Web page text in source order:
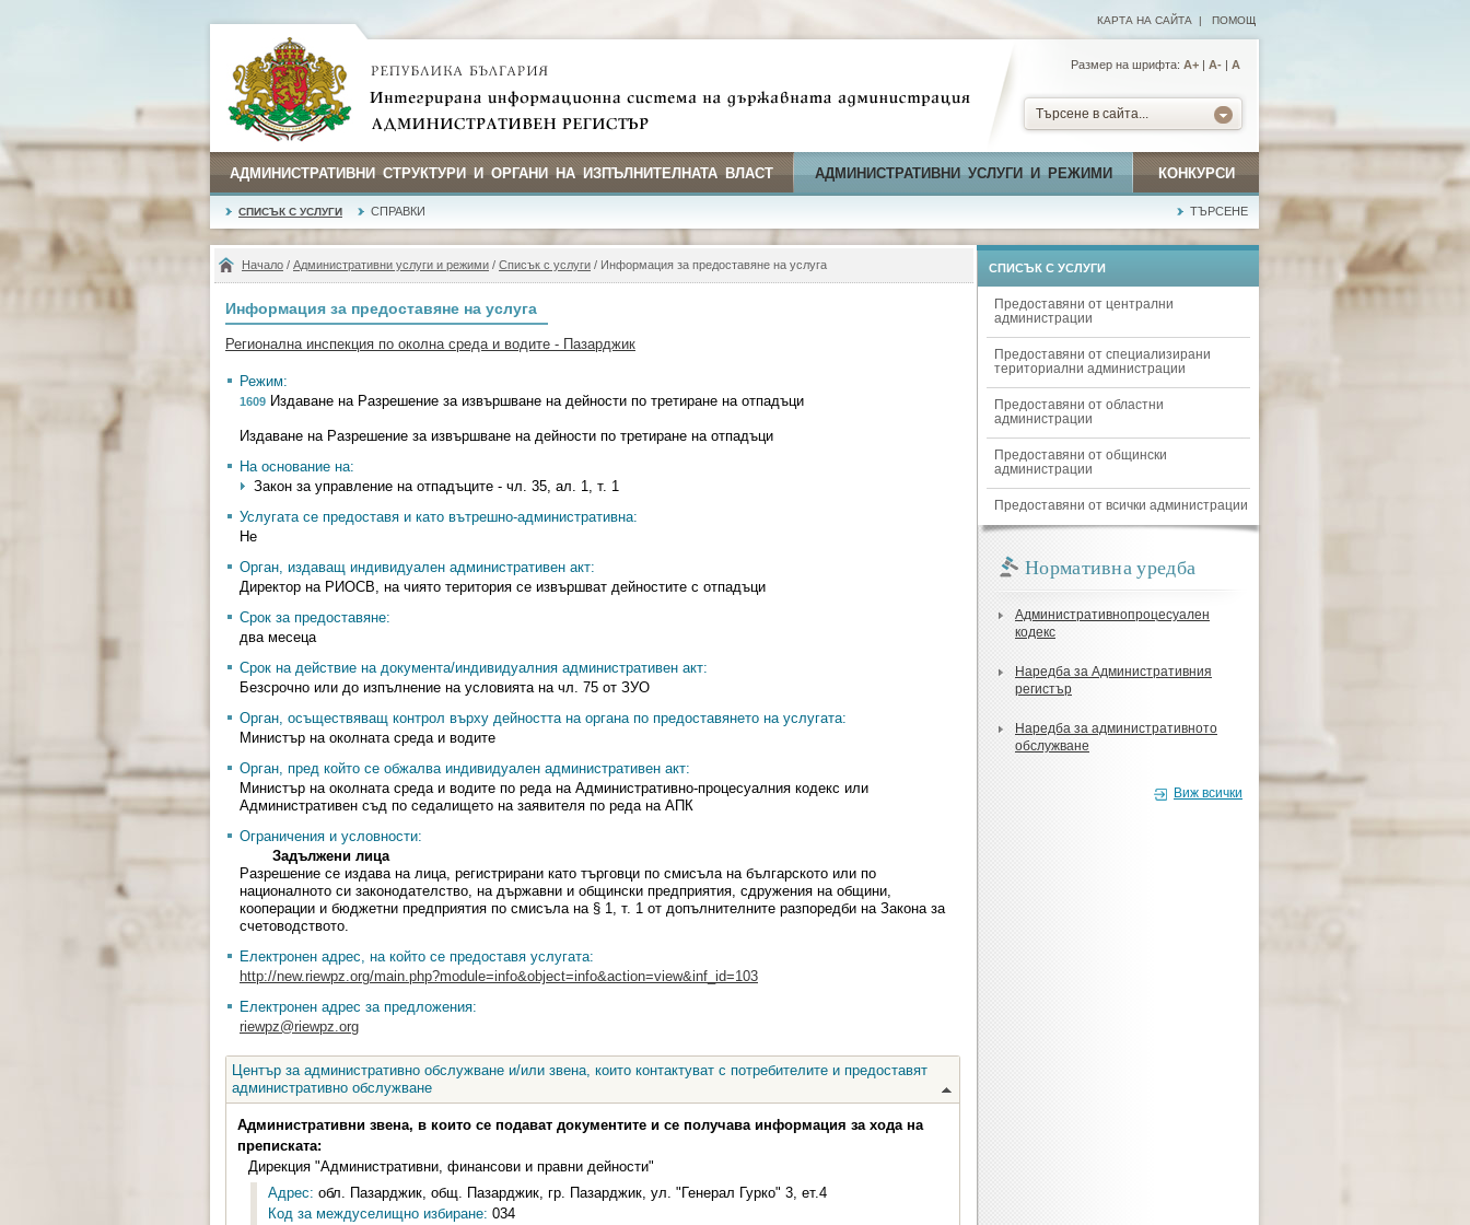
КАРТА НА САЙТА | ПОМОЩ
Размер на шрифта: А+ | A- | A
Търсене в сайта...
АДМИНИСТРАТИВНИ СТРУКТУРИ И ОРГАНИ НА ИЗПЪЛНИТЕЛНАТА ВЛАСТ АДМИНИСТРАТИВНИ УСЛУГИ И РЕЖИМИ КОНКУРСИ
СПИСЪК С УСЛУГИ СПРАВКИ ТЪРСЕНЕ
Начало / Административни услуги и режими / Списък с услуги / Информация за предоставяне на услуга
Информация за предоставяне на услуга
Регионална инспекция по околна среда и водите - Пазарджик
Режим:
1609 Издаване на Разрешение за извършване на дейности по третиране на отпадъци
Издаване на Разрешение за извършване на дейности по третиране на отпадъци
На основание на:
Закон за управление на отпадъците - чл. 35, ал. 1, т. 1
Услугата се предоставя и като вътрешно-административна:
Не
Орган, издаващ индивидуален административен акт:
Директор на РИОСВ, на чиято територия се извършват дейностите с отпадъци
Срок за предоставяне:
два месеца
Срок на действие на документа/индивидуалния административен акт:
Безсрочно или до изпълнение на условията на чл. 75 от ЗУО
Орган, осъществяващ контрол върху дейността на органа по предоставянето на услугата:
Министър на околната среда и водите
Орган, пред който се обжалва индивидуален административен акт:
Министър на околната среда и водите по реда на Административно-процесуалния кодекс или
Административен съд по седалището на заявителя по реда на АПК
Ограничения и условности:
Задължени лица
Разрешение се издава на лица, регистрирани като търговци по смисъла на българското или по
националното си законодателство, на държавни и общински предприятия, сдружения на общини,
кооперации и бюджетни предприятия по смисъла на § 1, т. 1 от допълнителните разпоредби на Закона за
счетоводството.
Електронен адрес, на който се предоставя услугата:
http://new.riewpz.org/main.php?module=info&object=info&action=view&inf_id=103
Електронен адрес за предложения:
riewpz@riewpz.org
Център за административно обслужване и/или звена, които контактуват с потребителите и предоставят
административно обслужване
Административни звена, в които се подават документите и се получава информация за хода на
преписката:
Дирекция "Административни, финансови и правни дейности"
Адрес: обл. Пазарджик, общ. Пазарджик, гр. Пазарджик, ул. "Генерал Гурко" 3, ет.4
Код за междуселищно избиране: 034
СПИСЪК С УСЛУГИ
Предоставяни от централни
администрации
Предоставяни от специализирани
териториални администрации
Предоставяни от областни
администрации
Предоставяни от общински
администрации
Предоставяни от всички администрации
Нормативна уредба
Административнопроцесуален
кодекс
Наредба за Административния
регистър
Наредба за административното
обслужване
Виж всички